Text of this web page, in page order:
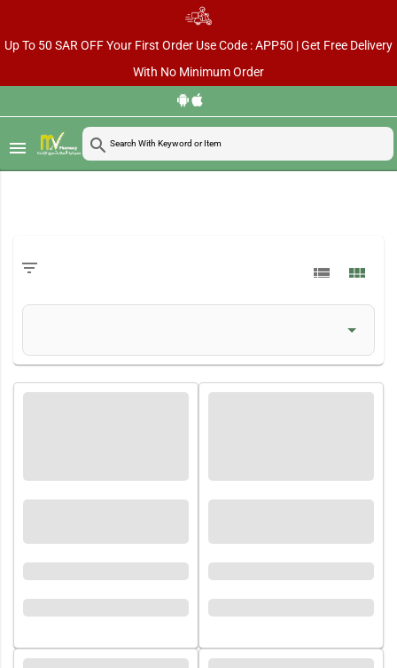
Up To 50 SAR OFF Your First Order Use Code : APP50 | Get Free Delivery
With No Minimum Order
menu search
filter_list view_list view_module